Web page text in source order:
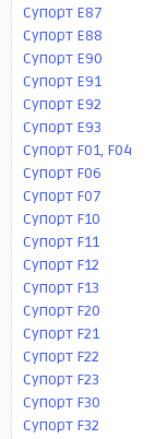
Супорт E87
Супорт E88
Супорт E90
Супорт E91
Супорт E92
Супорт E93
Супорт F01, F04
Супорт F06
Супорт F07
Супорт F10
Супорт F11
Супорт F12
Супорт F13
Супорт F20
Супорт F21
Супорт F22
Супорт F23
Супорт F30
Супорт F32